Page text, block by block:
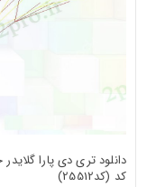
کد (کد25512)